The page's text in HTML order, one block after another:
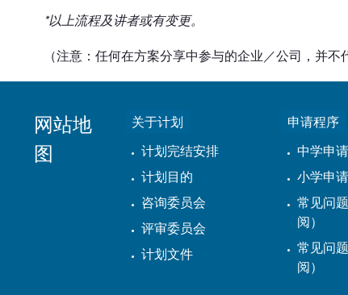
*以上流程及讲者或有变更。
（注意：任何在方案分享中参与的企业／公司，并
网站地
图
关于计划
计划完结安排
计划目的
咨询委员会
评审委员会
计划文件
申请程序
中学申请
小学申请
常见问
阅）
常见问
阅）